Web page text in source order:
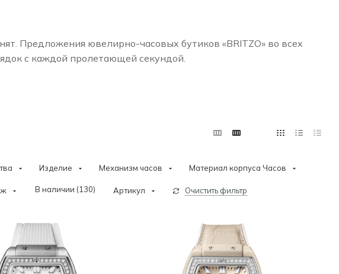
Предложения ювелирно-часовых бутиков «BRITZO» во всех
с каждой пролетающей секундой.
Изделие Механизм часов Материал корпуса Часов
В наличии (130) Артикул Очистить фильтр